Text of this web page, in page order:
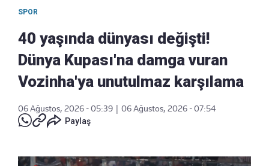
SPOR
40 yaşında dünyası değişti!
Dünya Kupası'na damga vuran
Vozinha'ya unutulmaz karşılama
06 Ağustos, 2026 - 05:39
06 Ağustos, 2026 - 07:54
Paylaş